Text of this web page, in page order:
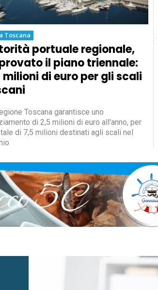
Toscana
portuale regionale,
il piano triennale:
milioni di euro per gli scali
Toscana garantisce uno
di 2,5 milioni di euro all'anno, per
di 7,5 milioni destinati agli scali nel